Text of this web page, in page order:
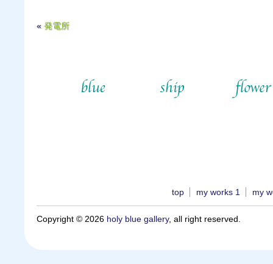
« 発電所
top my works 1 my
Copyright © 2026 holy blue gallery, all right reserved.